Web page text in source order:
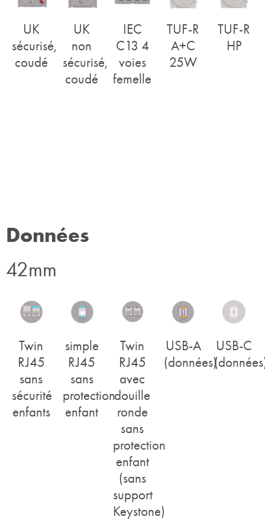
UK
sécurisé,
coudé
UK
non
sécurisé,
coudé
IEC
C13 4
voies
femelle
TUF-R
A+C
25W
TUF-R
HP
Données
42mm
Twin
RJ45
sans
sécurité
enfants
simple
RJ45
sans
protection
enfant
Twin
RJ45
avec
douille
ronde
sans
protection
enfant
(sans
support
Keystone)
USB-A
(données)
USB-C